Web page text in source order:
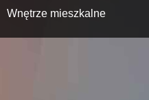
Wnętrze mieszkalne